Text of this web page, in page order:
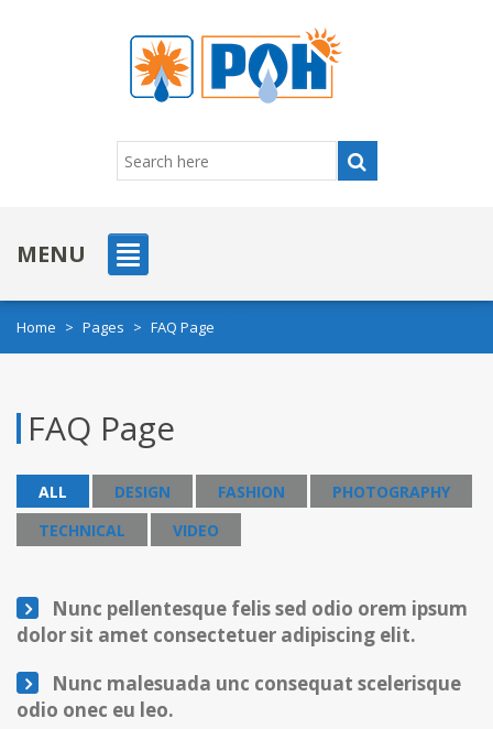
MENU
Home > Pages > FAQ Page
FAQ Page
ALL DESIGN FASHION
PHOTOGRAPHY
TECHNICAL
VIDEO
Nunc pellentesque felis sed odio orem ipsum
dolor sit amet consectetuer adipiscing elit.
Nunc malesuada unc consequat scelerisque
odio onec eu leo.